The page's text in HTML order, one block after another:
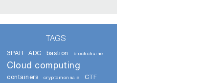
TAGS
3PAR ADC bastion blockchaine
Cloud computing
containers cryptomonnaie CTF